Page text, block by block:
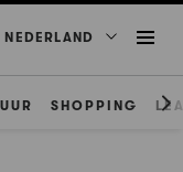
NEDERLAND
SHOPPING